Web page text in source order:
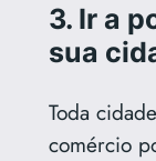
3. Ir a
sua
Toda
comércio